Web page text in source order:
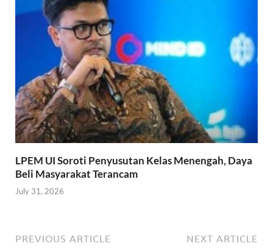
LPEM UI Soroti Penyusutan Kelas Menengah, Daya
Beli Masyarakat Terancam
July 31, 2026
PREVIOUS ARTICLE NEXT ARTICLE